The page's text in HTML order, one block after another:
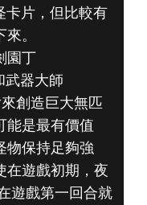
片，但比較有
。
園丁
器大師
創造巨大無匹
能是最有價值
物保持足夠強
在遊戲初期，夜
遊戲第一回合就